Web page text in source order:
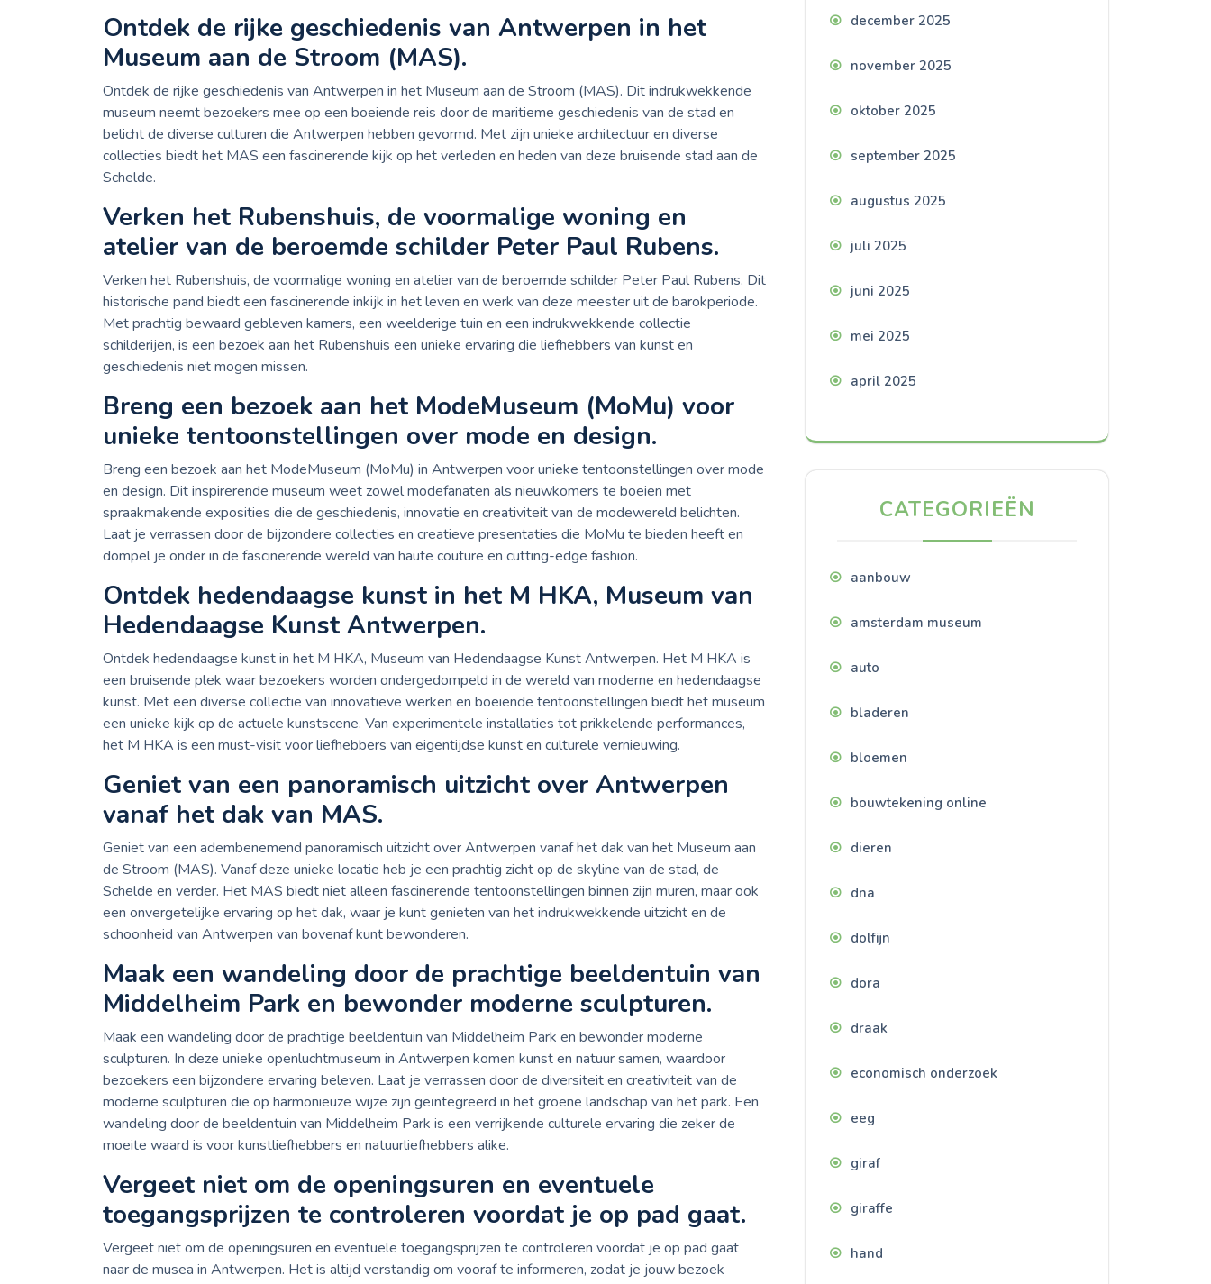
Ontdek de rijke geschiedenis van Antwerpen in het
Museum aan de Stroom (MAS).
Ontdek de rijke geschiedenis van Antwerpen in het Museum aan de Stroom (MAS). Dit indrukwekkende
museum neemt bezoekers mee op een boeiende reis door de maritieme geschiedenis van de stad en
belicht de diverse culturen die Antwerpen hebben gevormd. Met zijn unieke architectuur en diverse
collecties biedt het MAS een fascinerende kijk op het verleden en heden van deze bruisende stad aan de
Schelde.
Verken het Rubenshuis, de voormalige woning en
atelier van de beroemde schilder Peter Paul Rubens.
Verken het Rubenshuis, de voormalige woning en atelier van de beroemde schilder Peter Paul Rubens. Dit
historische pand biedt een fascinerende inkijk in het leven en werk van deze meester uit de barokperiode.
Met prachtig bewaard gebleven kamers, een weelderige tuin en een indrukwekkende collectie
schilderijen, is een bezoek aan het Rubenshuis een unieke ervaring die liefhebbers van kunst en
geschiedenis niet mogen missen.
Breng een bezoek aan het ModeMuseum (MoMu) voor
unieke tentoonstellingen over mode en design.
Breng een bezoek aan het ModeMuseum (MoMu) in Antwerpen voor unieke tentoonstellingen over mode
en design. Dit inspirerende museum weet zowel modefanaten als nieuwkomers te boeien met
spraakmakende exposities die de geschiedenis, innovatie en creativiteit van de modewereld belichten.
Laat je verrassen door de bijzondere collecties en creatieve presentaties die MoMu te bieden heeft en
dompel je onder in de fascinerende wereld van haute couture en cutting-edge fashion.
Ontdek hedendaagse kunst in het M HKA, Museum van
Hedendaagse Kunst Antwerpen.
Ontdek hedendaagse kunst in het M HKA, Museum van Hedendaagse Kunst Antwerpen. Het M HKA is
een bruisende plek waar bezoekers worden ondergedompeld in de wereld van moderne en hedendaagse
kunst. Met een diverse collectie van innovatieve werken en boeiende tentoonstellingen biedt het museum
een unieke kijk op de actuele kunstscene. Van experimentele installaties tot prikkelende performances,
het M HKA is een must-visit voor liefhebbers van eigentijdse kunst en culturele vernieuwing.
Geniet van een panoramisch uitzicht over Antwerpen
vanaf het dak van MAS.
Geniet van een adembenemend panoramisch uitzicht over Antwerpen vanaf het dak van het Museum aan
de Stroom (MAS). Vanaf deze unieke locatie heb je een prachtig zicht op de skyline van de stad, de
Schelde en verder. Het MAS biedt niet alleen fascinerende tentoonstellingen binnen zijn muren, maar ook
een onvergetelijke ervaring op het dak, waar je kunt genieten van het indrukwekkende uitzicht en de
schoonheid van Antwerpen van bovenaf kunt bewonderen.
Maak een wandeling door de prachtige beeldentuin van
Middelheim Park en bewonder moderne sculpturen.
Maak een wandeling door de prachtige beeldentuin van Middelheim Park en bewonder moderne
sculpturen. In deze unieke openluchtmuseum in Antwerpen komen kunst en natuur samen, waardoor
bezoekers een bijzondere ervaring beleven. Laat je verrassen door de diversiteit en creativiteit van de
moderne sculpturen die op harmonieuze wijze zijn geïntegreerd in het groene landschap van het park. Een
wandeling door de beeldentuin van Middelheim Park is een verrijkende culturele ervaring die zeker de
moeite waard is voor kunstliefhebbers en natuurliefhebbers alike.
Vergeet niet om de openingsuren en eventuele
toegangsprijzen te controleren voordat je op pad gaat.
Vergeet niet om de openingsuren en eventuele toegangsprijzen te controleren voordat je op pad gaat
naar de musea in Antwerpen. Het is altijd verstandig om vooraf te informeren, zodat je jouw bezoek
december 2025
november 2025
oktober 2025
september 2025
augustus 2025
juli 2025
juni 2025
mei 2025
april 2025
CATEGORIEËN
aanbouw
amsterdam museum
auto
bladeren
bloemen
bouwtekening online
dieren
dna
dolfijn
dora
draak
economisch onderzoek
eeg
giraf
giraffe
hand